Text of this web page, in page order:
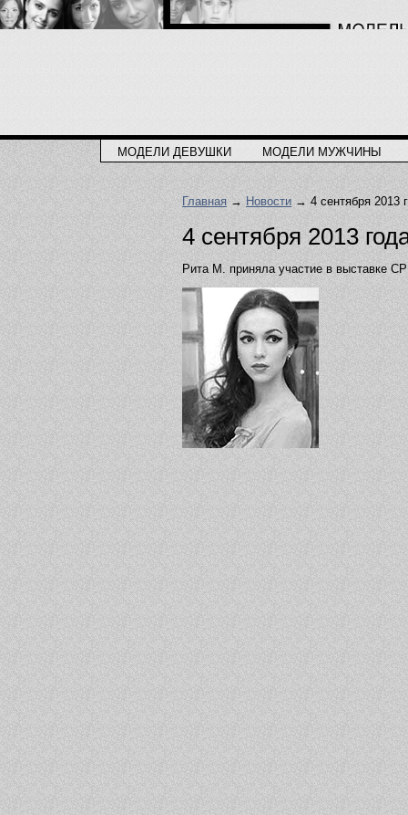
МОДЕЛИ ДЕВУШКИ МОДЕЛИ МУЖЧИНЫ
Главная → Новости → 4 cентября 2013
4 cентября 2013
Рита М. приняла участие в выставке